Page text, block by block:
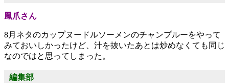
鳳爪さん
8月ネタのカップヌードルソーメンのチャンプルーをやって
みておいしかったけど、汁を抜いたあとは炒めなくても同じ
なのではと思ってしまった。
編集部